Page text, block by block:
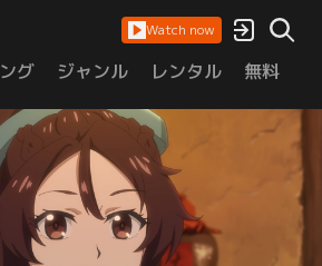
Watch now
グ ジャンル レンタル 無料